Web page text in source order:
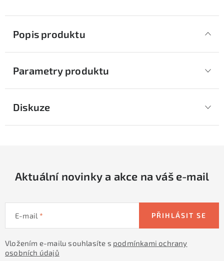
Popis produktu
Parametry produktu
Diskuze
Aktuální novinky a akce na váš e-mail
E-mail
Vložením e-mailu souhlasíte s podmínkami ochrany
osobních údajů
PŘIHLÁSIT SE